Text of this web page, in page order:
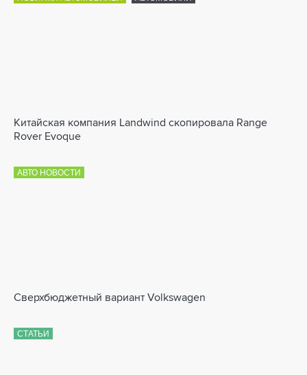
Китайская компания Landwind скопировала Range
Rover Evoque
АВТО НОВОСТИ
Сверхбюджетный вариант Volkswagen
СТАТЬИ